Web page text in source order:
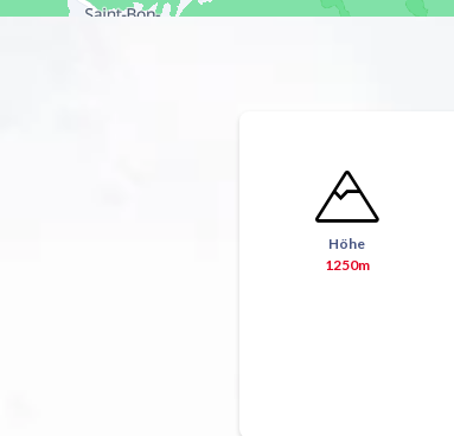
Höhe
1250m